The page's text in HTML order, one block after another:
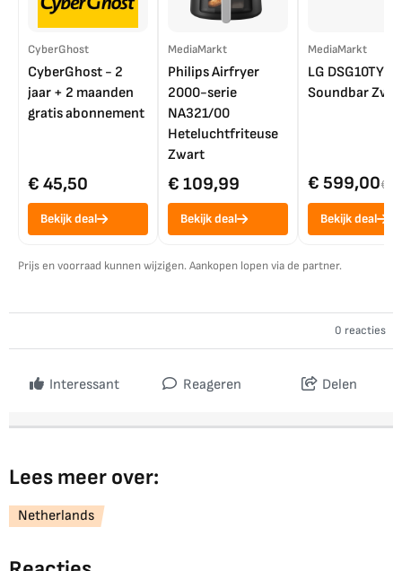
CyberGhost
CyberGhost - 2
jaar + 2 maanden
gratis abonnement
€ 45,50
Bekijk deal
MediaMarkt
Philips Airfryer
2000-serie
NA321/00
Heteluchtfriteuse
Zwart
€ 109,99
Bekijk deal
MediaMarkt
LG DSG10TY
Soundbar
€ 599,00€
Bekijk deal
Prijs en voorraad kunnen wijzigen. Aankopen lopen via de partner.
0 reacties
Interessant Reageren Delen
Lees meer over:
Netherlands